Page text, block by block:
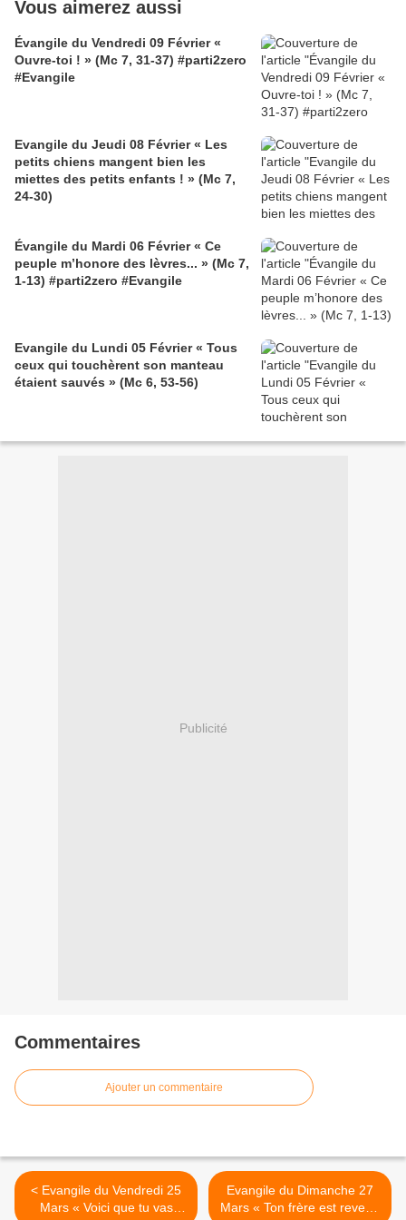
Vous aimerez aussi
Évangile du Vendredi 09 Février «
Ouvre-toi ! » (Mc 7, 31-37) #parti2zero
#Evangile
Evangile du Jeudi 08 Février « Les
petits chiens mangent bien les
miettes des petits enfants ! » (Mc 7,
24-30)
Évangile du Mardi 06 Février « Ce
peuple m’honore des lèvres... » (Mc 7,
1-13) #parti2zero #Evangile
Evangile du Lundi 05 Février « Tous
ceux qui touchèrent son manteau
étaient sauvés » (Mc 6, 53-56)
Publicité
Commentaires
Ajouter un commentaire
< Evangile du Vendredi 25
Mars « Voici que tu vas
Evangile du Dimanche 27
Mars « Ton frère est revenu